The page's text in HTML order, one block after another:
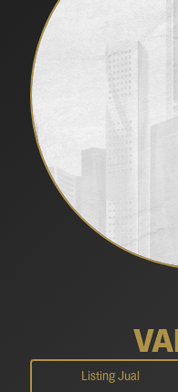
Listing Jual